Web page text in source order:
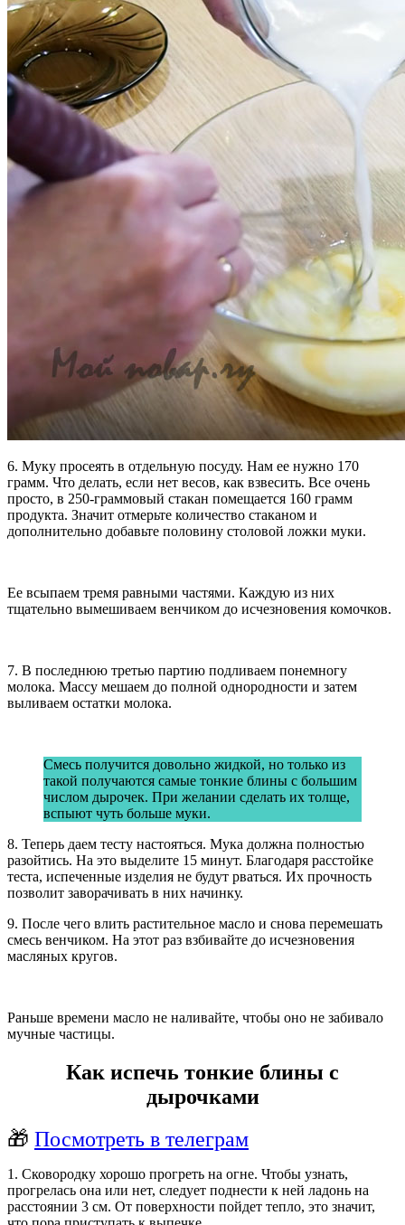
6. Муку просеять в отдельную посуду. Нам ее нужно 170
грамм. Что делать, если нет весов, как взвесить. Все очень
просто, в 250-граммовый стакан помещается 160 грамм
продукта. Значит отмерьте количество стаканом и
дополнительно добавьте половину столовой ложки муки.
Ее всыпаем тремя равными частями. Каждую из них
тщательно вымешиваем венчиком до исчезновения комочков.
7. В последнюю третью партию подливаем понемногу
молока. Массу мешаем до полной однородности и затем
выливаем остатки молока.
Смесь получится довольно жидкой, но только из
такой получаются самые тонкие блины с большим
числом дырочек. При желании сделать их толще,
вспыют чуть больше муки.
8. Теперь даем тесту настояться. Мука должна полностью
разойтись. На это выделите 15 минут. Благодаря расстойке
теста, испеченные изделия не будут рваться. Их прочность
позволит заворачивать в них начинку.
9. После чего влить растительное масло и снова перемешать
смесь венчиком. На этот раз взбивайте до исчезновения
масляных кругов.
Раньше времени масло не наливайте, чтобы оно не забивало
мучные частицы.
Как испечь тонкие блины с
дырочками
🎁 Посмотреть в телеграм
1. Сковородку хорошо прогреть на огне. Чтобы узнать,
прогрелась она или нет, следует поднести к ней ладонь на
расстоянии 3 см. От поверхности пойдет тепло, это значит,